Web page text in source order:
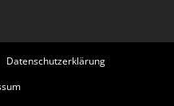
Datenschutzerklärung